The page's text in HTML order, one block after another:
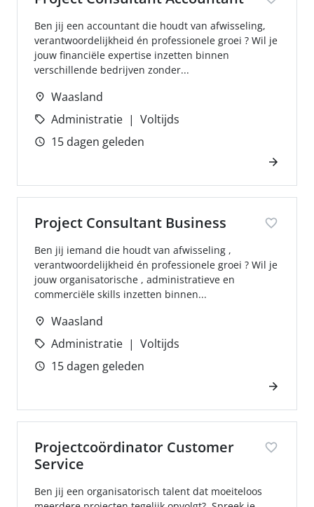
Ben jij een accountant die houdt van afwisseling,
verantwoordelijkheid én professionele groei ? Wil je
jouw financiële expertise inzetten binnen
verschillende bedrijven zonder...
Waasland
Administratie
Voltijds
15 dagen geleden
Project Consultant Business
Ben jij iemand die houdt van afwisseling ,
verantwoordelijkheid én professionele groei ? Wil je
jouw organisatorische , administratieve en
commerciële skills inzetten binnen...
Waasland
Administratie
Voltijds
15 dagen geleden
Projectcoördinator Customer
Service
Ben jij een organisatorisch talent dat moeiteloos